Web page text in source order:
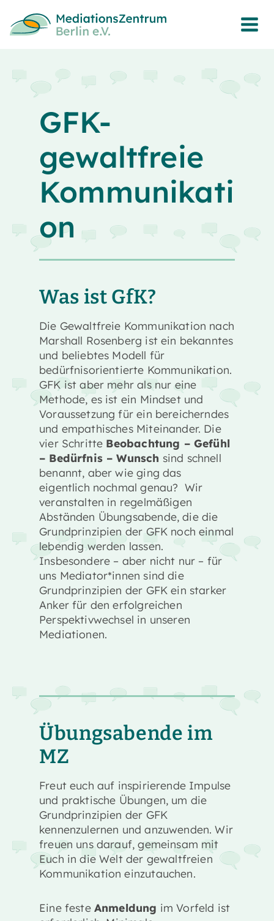
Inhalt
springen
GFK-
gewaltfreie
Kommunikati
on
Was ist GfK?
Die Gewaltfreie Kommunikation nach
Marshall Rosenberg ist ein bekanntes
und beliebtes Modell für
bedürfnisorientierte Kommunikation.
GFK ist aber mehr als nur eine
Methode, es ist ein Mindset und
Voraussetzung für ein bereicherndes
und empathisches Miteinander. Die
vier Schritte Beobachtung – Gefühl
– Bedürfnis – Wunsch sind schnell
benannt, aber wie ging das
eigentlich nochmal genau? Wir
veranstalten in regelmäßigen
Abständen Übungsabende, die die
Grundprinzipien der GFK noch einmal
lebendig werden lassen.
Insbesondere – aber nicht nur – für
uns Mediator*innen sind die
Grundprinzipien der GFK ein starker
Anker für den erfolgreichen
Perspektivwechsel in unseren
Mediationen.
Übungsabende im
MZ
Freut euch auf inspirierende Impulse
und praktische Übungen, um die
Grundprinzipien der GFK
kennenzulernen und anzuwenden. Wir
freuen uns darauf, gemeinsam mit
Euch in die Welt der gewaltfreien
Kommunikation einzutauchen.
Eine feste Anmeldung im Vorfeld ist